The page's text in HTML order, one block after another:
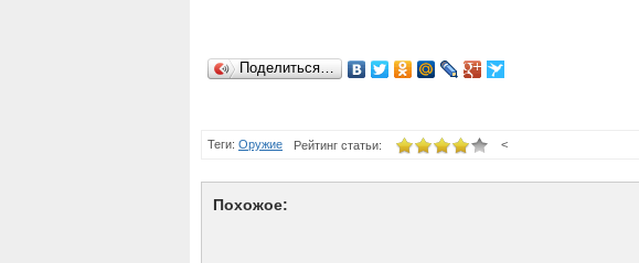
Поделиться…
Теги: Оружие <
Рейтинг статьи:
Похожое: